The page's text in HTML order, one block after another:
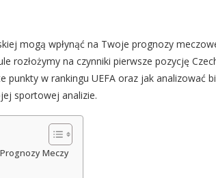
mogą wpłynąć na Twoje prognozy
rozłożymy na czynniki pierwsze pozycję
w rankingu UEFA oraz jak analizować
sportowej analizie.
Meczy